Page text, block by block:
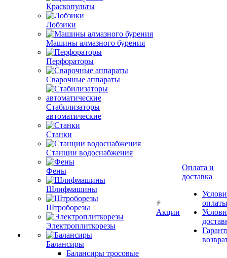
Краскопульты
Лобзики
Машины алмазного бурения
Перфораторы
Сварочные аппараты
Стабилизаторы
автоматические
Станки
Станции водоснабжения
Фены
Шлифмашины
Штроборезы
Электроплиткорезы
Балансиры
Балансиры тросовые
Акции
Оплата и
доставка
оплаты